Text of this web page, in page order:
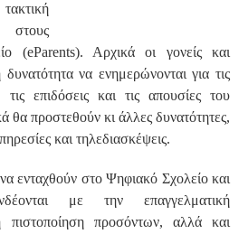
στους
(eParents). Αρχικά οι γονείς και
να ενημερώνονται για τις
επιδόσεις και τις απουσίες του
θα προστεθούν κι άλλες δυνατότητες,
και τηλεδιασκέψεις.
ενταχθούν στο Ψηφιακό Σχολείο και
με την επαγγελματική
πιστοποίηση προσόντων, αλλά και